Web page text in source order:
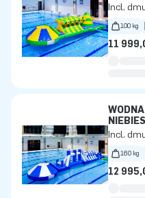
Incl.
100 kg
11
Incl.
160 kg
12